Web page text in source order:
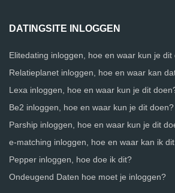
DATINGSITE INLOGGEN
Elitedating inloggen, hoe en waar kun je dit
Relatieplanet inloggen, hoe en waar kan
Lexa inloggen, hoe en waar kun je dit
Be2 inloggen, hoe en waar kun je dit doen?
Parship inloggen, hoe en waar kun je dit
e-matching inloggen, hoe en waar kan ik
Pepper inloggen, hoe doe ik dit?
Ondeugend Daten hoe moet je inloggen?